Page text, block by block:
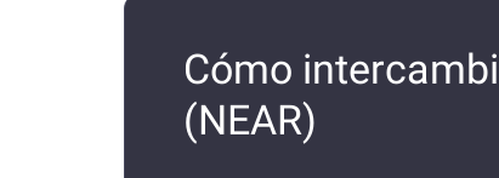
Cómo
(NEAR)